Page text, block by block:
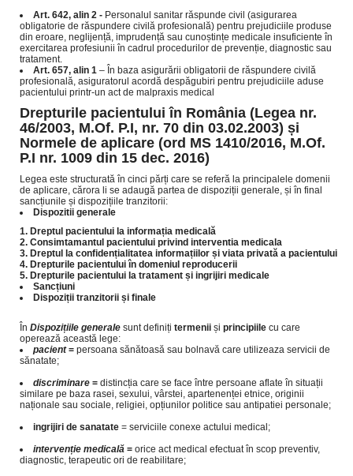
Art. 642, alin 2 - Personalul sanitar răspunde civil (asigurarea
obligatorie de răspundere civilă profesională) pentru prejudiciile produse
din eroare, neglijență, imprudență sau cunoștințe medicale insuficiente în
exercitarea profesiunii în cadrul procedurilor de prevenție, diagnostic sau
tratament.
Art. 657, alin 1 – În baza asigurării obligatorii de răspundere civilă
profesională, asiguratorul acordă despăgubiri pentru prejudiciile aduse
pacientului printr-un act de malpraxis medical
Drepturile pacientului în România (Legea nr.
46/2003, M.Of. P.I, nr. 70 din 03.02.2003) și
Normele de aplicare (ord MS 1410/2016, M.Of.
P.I nr. 1009 din 15 dec. 2016)
Legea este structurată în cinci părți care se referă la principalele domenii
de aplicare, cărora li se adaugă partea de dispoziții generale, și în final
sancțiunile și dispozițiile tranzitorii:
Dispozitii generale
1. Dreptul pacientului la informația medicală
2. Consimtamantul pacientului privind interventia medicala
3. Dreptul la confidențialitatea informațiilor și viata privată a pacientului
4. Drepturile pacientului în domeniul reproducerii
5. Drepturile pacientului la tratament și ingrijiri medicale
Sancțiuni
Dispoziții tranzitorii și finale
În Dispozițiile generale sunt definiți termenii și principiile cu care
operează această lege:
pacient= persoana sănătoasă sau bolnavă care utilizeaza servicii de
sănatate;
discriminare = distincția care se face între persoane aflate în situații
similare pe baza rasei, sexului, vârstei, apartenenței etnice, originii
naționale sau sociale, religiei, opțiunilor politice sau antipatiei personale;
ingrijiri de sanatate = serviciile conexe actului medical;
intervenție medicală = orice act medical efectuat în scop preventiv,
diagnostic, terapeutic ori de reabilitare;